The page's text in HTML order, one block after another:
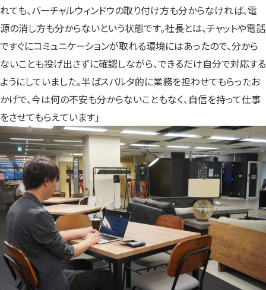
れても、バーチャルウィンドウの取り付け方も分からなければ、電
源の消し方も分からないという状態です。社長とは、チャットや電話
ですぐにコミュニケーションが取れる環境にはあったので、分から
ないことも投げ出さずに確認しながら、できるだけ自分で対応する
ようにしていました。半ばスパルタ的に業務を担わせてもらったお
かげで、今は何の不安も分からないこともなく、自信を持って仕事
をさせてもらえています」